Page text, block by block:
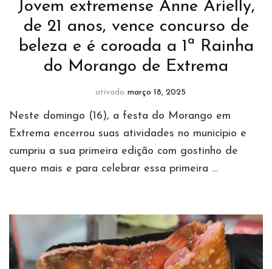
Jovem extremense Anne Arielly,
de 21 anos, vence concurso de
beleza e é coroada a 1ª Rainha
do Morango de Extrema
ativado março 18, 2025
Neste domingo (16), a festa do Morango em
Extrema encerrou suas atividades no município e
cumpriu a sua primeira edição com gostinho de
quero mais e para celebrar essa primeira …